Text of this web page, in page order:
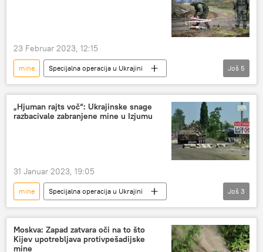
23 Februar 2023, 12:15
mine
Specijalna operacija u Ukrajini
Specijalna vojna operacija u Ukrajini – vesti
Ukrajina
Poljska
demineri
Svet
Još 5
„Hjuman rajts voč“: Ukrajinske snage
razbacivale zabranjene mine u Izjumu
31 Januar 2023, 19:05
mine
Specijalna operacija u Ukrajini
Specijalna vojna operacija u Ukrajini – vesti
Rusija
Ukrajina
Još 3
Moskva: Zapad zatvara oči na to što
Kijev upotrebljava protivpešadijske
mine